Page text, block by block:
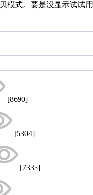
模式。要是没显示试试
[8690]
[5304]
[7333]